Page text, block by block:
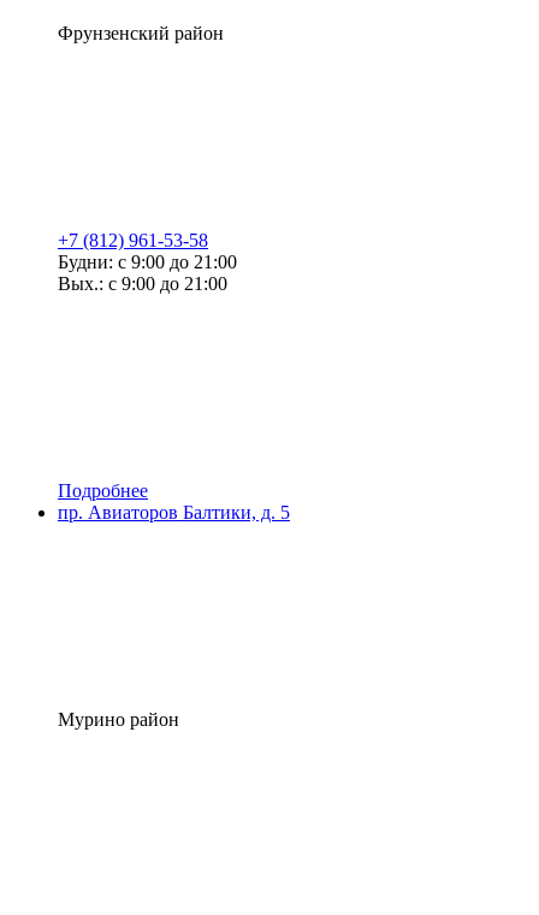
Фрунзенский район
+7 (812) 961-53-58
Будни: с 9:00 до 21:00
Вых.: с 9:00 до 21:00
Подробнее
пр. Авиаторов Балтики, д. 5
Мурино район